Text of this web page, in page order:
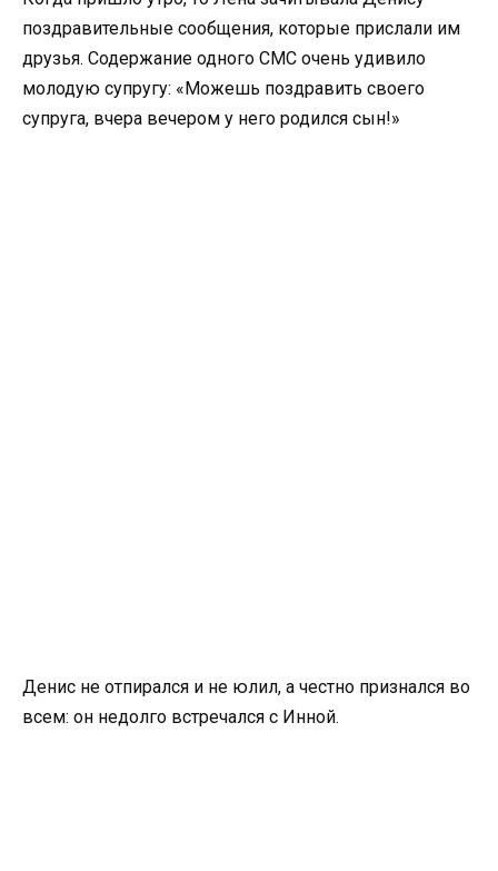
поздравительные сообщения, которые прислали им
друзья. Содержание одного СМС очень удивило
молодую супругу: «Можешь поздравить своего
супруга, вчера вечером у него родился сын!»
Денис не отпирался и не юлил, а честно признался во
всем: он недолго встречался с Инной.